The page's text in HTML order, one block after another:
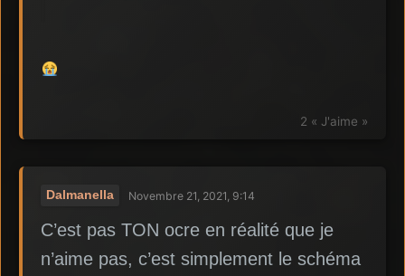
2 « J'aime »
Dalmanella Novembre 21, 2021, 9:14
C’est pas TON ocre en réalité que je
n’aime pas, c’est simplement le schéma